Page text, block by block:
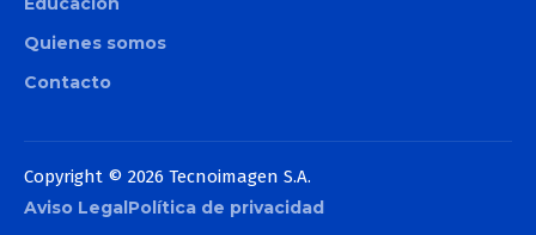
Quienes somos
Contacto
Copyright © 2026 Tecnoimagen S.A.
Aviso LegalPolítica de privacidad